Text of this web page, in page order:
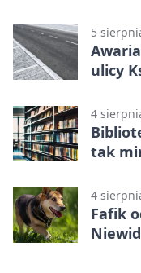
5
ulicy
4
tak
4
Fafik